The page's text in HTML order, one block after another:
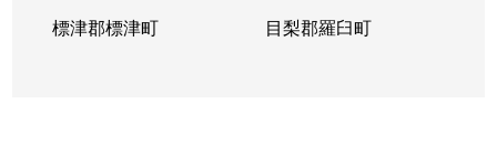
標津郡標津町 目梨郡羅臼町